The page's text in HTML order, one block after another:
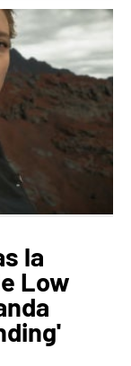
la
Low